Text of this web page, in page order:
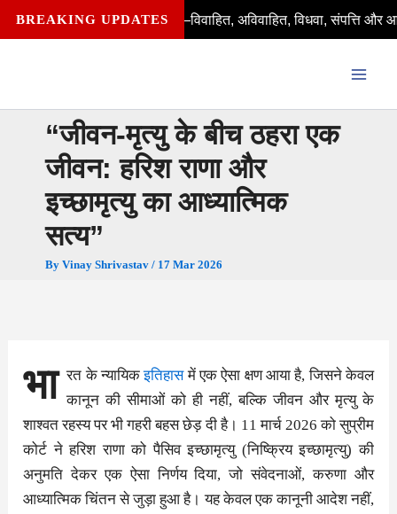
Skip
to
BREAKING UPDATES
की पात्र हैं—विवाहित, अविवाहित, विधवा, संपत्ति और आवेदन से जुड़े
“जीवन-मृत्यु के बीच ठहरा एक
जीवन: हरिश राणा और
इच्छामृत्यु का आध्यात्मिक
सत्य”
By Vinay Shrivastav / 17 Mar 2026
भा रत के न्यायिकइतिहासमें एक ऐसा क्षण आया है, जिसने केवल
कानून की सीमाओं को ही नहीं, बल्कि जीवन और मृत्यु के
शाश्वत रहस्य पर भी गहरी बहस छेड़ दी है। 11 मार्च 2026 को सुप्रीम
कोर्ट ने हरिश राणा को पैसिव इच्छामृत्यु (निष्क्रिय इच्छामृत्यु) की
अनुमति देकर एक ऐसा निर्णय दिया, जो संवेदनाओं, करुणा और
आध्यात्मिक चिंतन से जुड़ा हुआ है। यह केवल एक कानूनी आदेश नहीं,